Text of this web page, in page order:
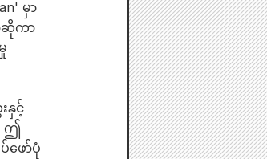
မှာ
ဆိုကာ
နှင့်
ဤ
ော်ပုံ